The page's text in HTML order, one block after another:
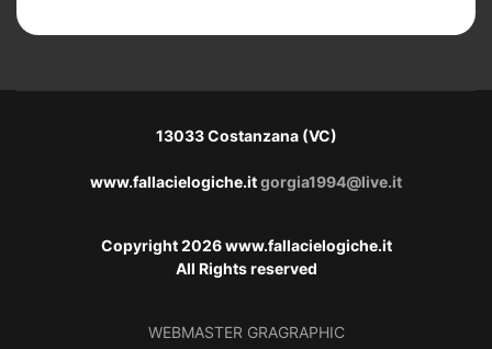
13033 Costanzana (VC)
www.fallacielogiche.itgorgia1994@live.it
Copyright 2026 www.fallacielogiche.it
All Rights reserved
WEBMASTER GRAGRAPHIC